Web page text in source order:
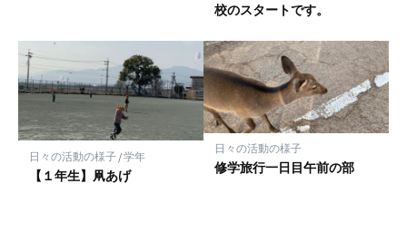
校のスタートです。
日々の活動の様子/学年
【１年生】凧あげ
日々の活動の様子
修学旅行一日目午前の部